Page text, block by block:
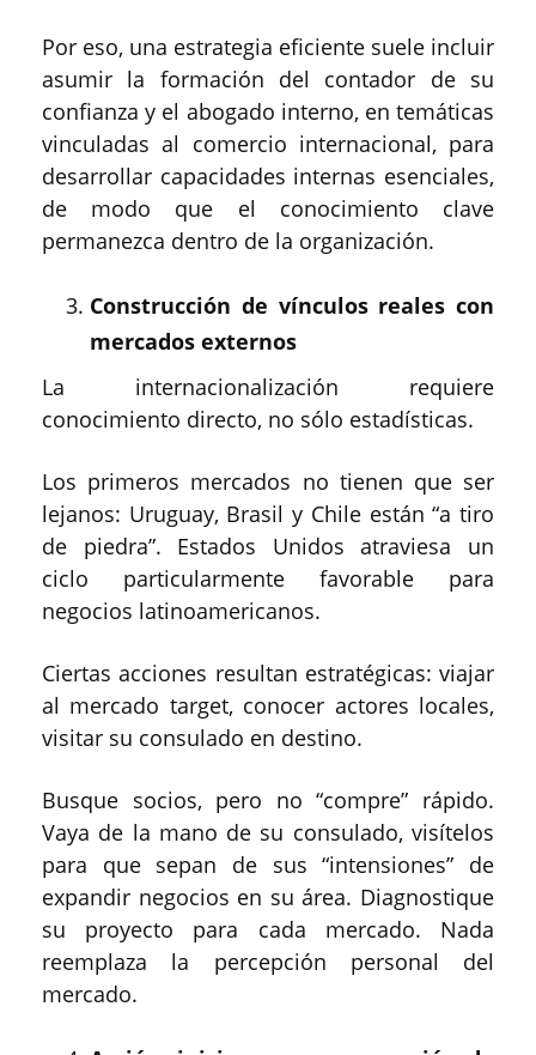
Por eso, una estrategia eficiente suele incluir
asumir la formación del contador de su
confianza y el abogado interno, en temáticas
vinculadas al comercio internacional, para
desarrollar capacidades internas esenciales,
de modo que el conocimiento clave
permanezca dentro de la organización.
Construcción de vínculos reales con
mercados externos
La internacionalización requiere
conocimiento directo, no sólo estadísticas.
Los primeros mercados no tienen que ser
lejanos: Uruguay, Brasil y Chile están “a tiro
de piedra”. Estados Unidos atraviesa un
ciclo particularmente favorable para
negocios latinoamericanos.
Ciertas acciones resultan estratégicas: viajar
al mercado target, conocer actores locales,
visitar su consulado en destino.
Busque socios, pero no “compre” rápido.
Vaya de la mano de su consulado, visítelos
para que sepan de sus “intensiones” de
expandir negocios en su área. Diagnostique
su proyecto para cada mercado. Nada
reemplaza la percepción personal del
mercado.